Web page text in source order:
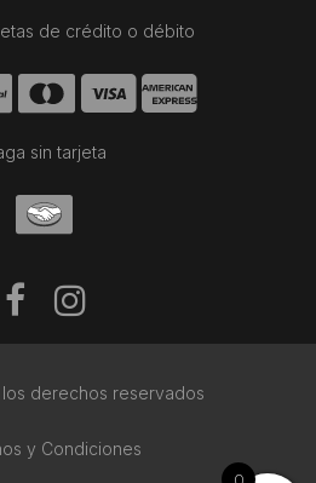
de crédito o débito
sin tarjeta
derechos reservados
y Condiciones